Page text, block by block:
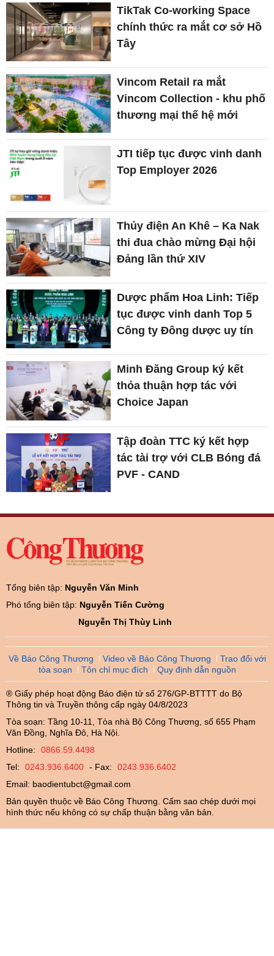
TikTak Co-working Space
chính thức ra mắt cơ sở Hồ
Tây
Vincom Retail ra mắt
Vincom Collection - khu phố
thương mại thế hệ mới
JTI tiếp tục được vinh danh
Top Employer 2026
Thủy điện An Khê – Ka Nak
thi đua chào mừng Đại hội
Đảng lần thứ XIV
Dược phẩm Hoa Linh: Tiếp
tục được vinh danh Top 5
Công ty Đông dược uy tín
Minh Đăng Group ký kết
thỏa thuận hợp tác với
Choice Japan
Tập đoàn TTC ký kết hợp
tác tài trợ với CLB Bóng đá
PVF - CAND
Tổng biên tập: Nguyễn Văn Minh
Phó tổng biên tập: Nguyễn Tiến Cường
Nguyễn Thị Thùy Linh
Về Báo Công Thương Video về Báo Công Thương
Trao đổi với
tòa soạn
Tôn chỉ mục đích Quy định dẫn nguồn
® Giấy phép hoạt động Báo điện tử số 276/GP-BTTTT do Bộ
Thông tin và Truyền thông cấp ngày 04/8/2023
Tòa soạn: Tầng 10-11, Tòa nhà Bộ Công Thương, số 655 Phạm
Văn Đồng, Nghĩa Đô, Hà Nội.
Hotline:
0866.59.4498
Tel:
0243.936.6400 - Fax:
0243.936.6402
Email: baodientubct@gmail.com
Bản quyền thuộc về Báo Công Thương. Cấm sao chép dưới mọi
hình thức nếu không có sự chấp thuận bằng văn bản.